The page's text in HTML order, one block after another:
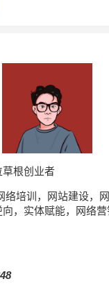
根创业者
培训，网站建设，
，实体赋能，网络营